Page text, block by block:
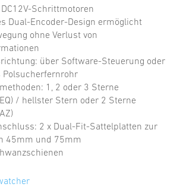
DC12V-Schrittmotoren
Dual-Encoder-Design ermöglicht
ohne Verlust von
über Software-Steuerung oder
Polsucherfernrohr
1, 2 oder 3 Sterne
/ hellster Stern oder 2 Sterne
2 x Dual-Fit-Sattelplatten zur
45mm und 75mm